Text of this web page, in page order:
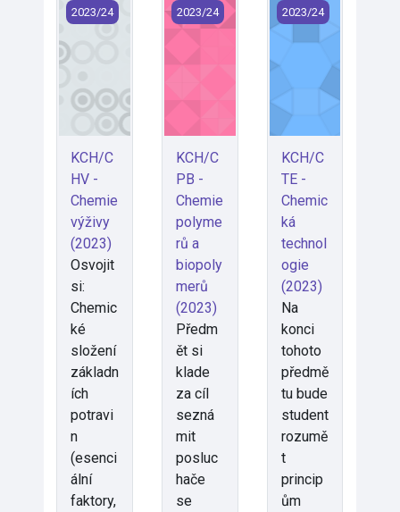
KCH/CHV - Chemie výživy (2023)
2023/24
KCH/C
HV -
Chemie
výživy
(2023)
Osvojit
si:
Chemic
ké
složení
základn
ích
potravi
n
(esenci
ální
faktory,
KCH/CPB - Chemie polymerů a
2023/24
KCH/C
PB -
Chemie
polyme
rů a
biopoly
merů
(2023)
Předm
ět si
klade
za cíl
sezná
mit
posluc
hače
se
KCH/CTE -
2023/24
KCH/C
TE -
Chemic
ká
technol
ogie
(2023)
Na
konci
tohoto
předmě
tu bude
student
rozumě
t
princip
ům